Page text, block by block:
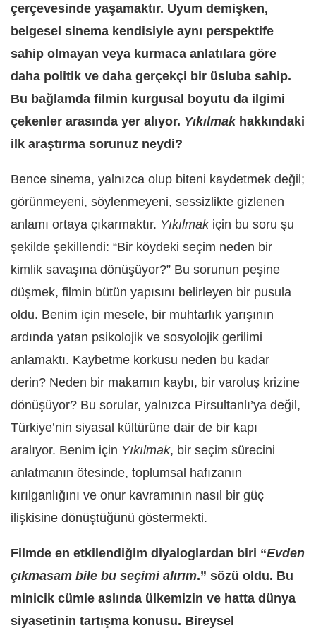
çerçevesinde yaşamaktır. Uyum demişken,
belgesel sinema kendisiyle aynı perspektife
sahip olmayan veya kurmaca anlatılara göre
daha politik ve daha gerçekçi bir üsluba sahip.
Bu bağlamda filmin kurgusal boyutu da ilgimi
çekenler arasında yer alıyor. Yıkılmak hakkındaki
ilk araştırma sorunuz neydi?
Bence sinema, yalnızca olup biteni kaydetmek değil;
görünmeyeni, söylenmeyeni, sessizlikte gizlenen
anlamı ortaya çıkarmaktır. Yıkılmakiçin bu soru şu
şekilde şekillendi: “Bir köydeki seçim neden bir
kimlik savaşına dönüşüyor?” Bu sorunun peşine
düşmek, filmin bütün yapısını belirleyen bir pusula
oldu. Benim için mesele, bir muhtarlık yarışının
ardında yatan psikolojik ve sosyolojik gerilimi
anlamaktı. Kaybetme korkusu neden bu kadar
derin? Neden bir makamın kaybı, bir varoluş krizine
dönüşüyor? Bu sorular, yalnızca Pirsultanlı’ya değil,
Türkiye’nin siyasal kültürüne dair de bir kapı
aralıyor. Benim için Yıkılmak, bir seçim sürecini
anlatmanın ötesinde, toplumsal hafızanın
kırılganlığını ve onur kavramının nasıl bir güç
ilişkisine dönüştüğünü göstermekti.
Filmde en etkilendiğim diyaloglardan biri “Evden
çıkmasam bile bu seçimi alırım.” sözü oldu. Bu
minicik cümle aslında ülkemizin ve hatta dünya
siyasetinin tartışma konusu. Bireysel